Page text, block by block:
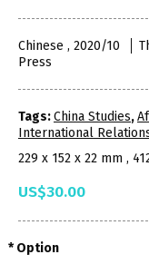
Chinese , 2020/10
Press
Tags:China Studies,
International
229 x 152 x 22 mm ,
US$30.00
Option